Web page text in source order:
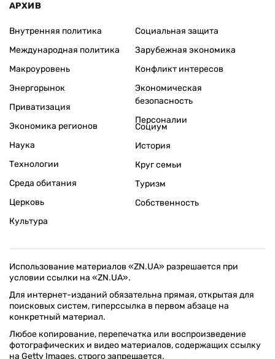
АРХИВ
Внутренняя политика
Международная политика
Макроуровень
Энергорынок
Приватизация
Экономика регионов
Социальная защита
Зарубежная экономика
Конфликт интересов
Экономическая
безопасность
Персоналии
Наука
Технологии
Среда обитания
Церковь
Культура
Социум
История
Круг семьи
Туризм
Собственность
Использование материалов «ZN.UA» разрешается при
условии ссылки на «ZN.UA».
Для интернет-изданий обязательна прямая, открытая для
поисковых систем, гиперссылка в первом абзаце на
конкретный материал.
Любое копирование, перепечатка или воспроизведение
фотографических и видео материалов, содержащих ссылку
на Getty Images, строго запрещается.